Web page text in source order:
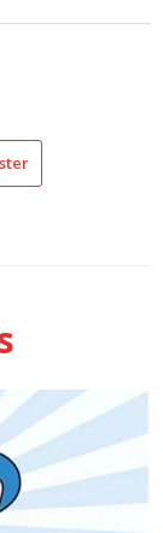
GTT
trimester